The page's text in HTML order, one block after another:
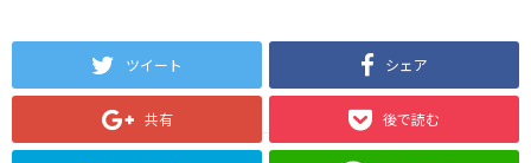
ツイート シェア
共有 後で読む